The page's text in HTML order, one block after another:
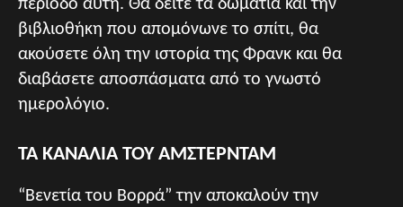
περίοδο αυτή. Θα δείτε τα δωμάτια και την
βιβλιοθήκη που απομόνωνε το σπίτι, θα
ακούσετε όλη την ιστορία της Φρανκ και θα
διαβάσετε αποσπάσματα από το γνωστό
ημερολόγιο.
ΤΑ ΚΑΝΑΛΙΑ ΤΟΥ ΑΜΣΤΕΡΝΤΑΜ
“Βενετία του Βορρά” την αποκαλούν την